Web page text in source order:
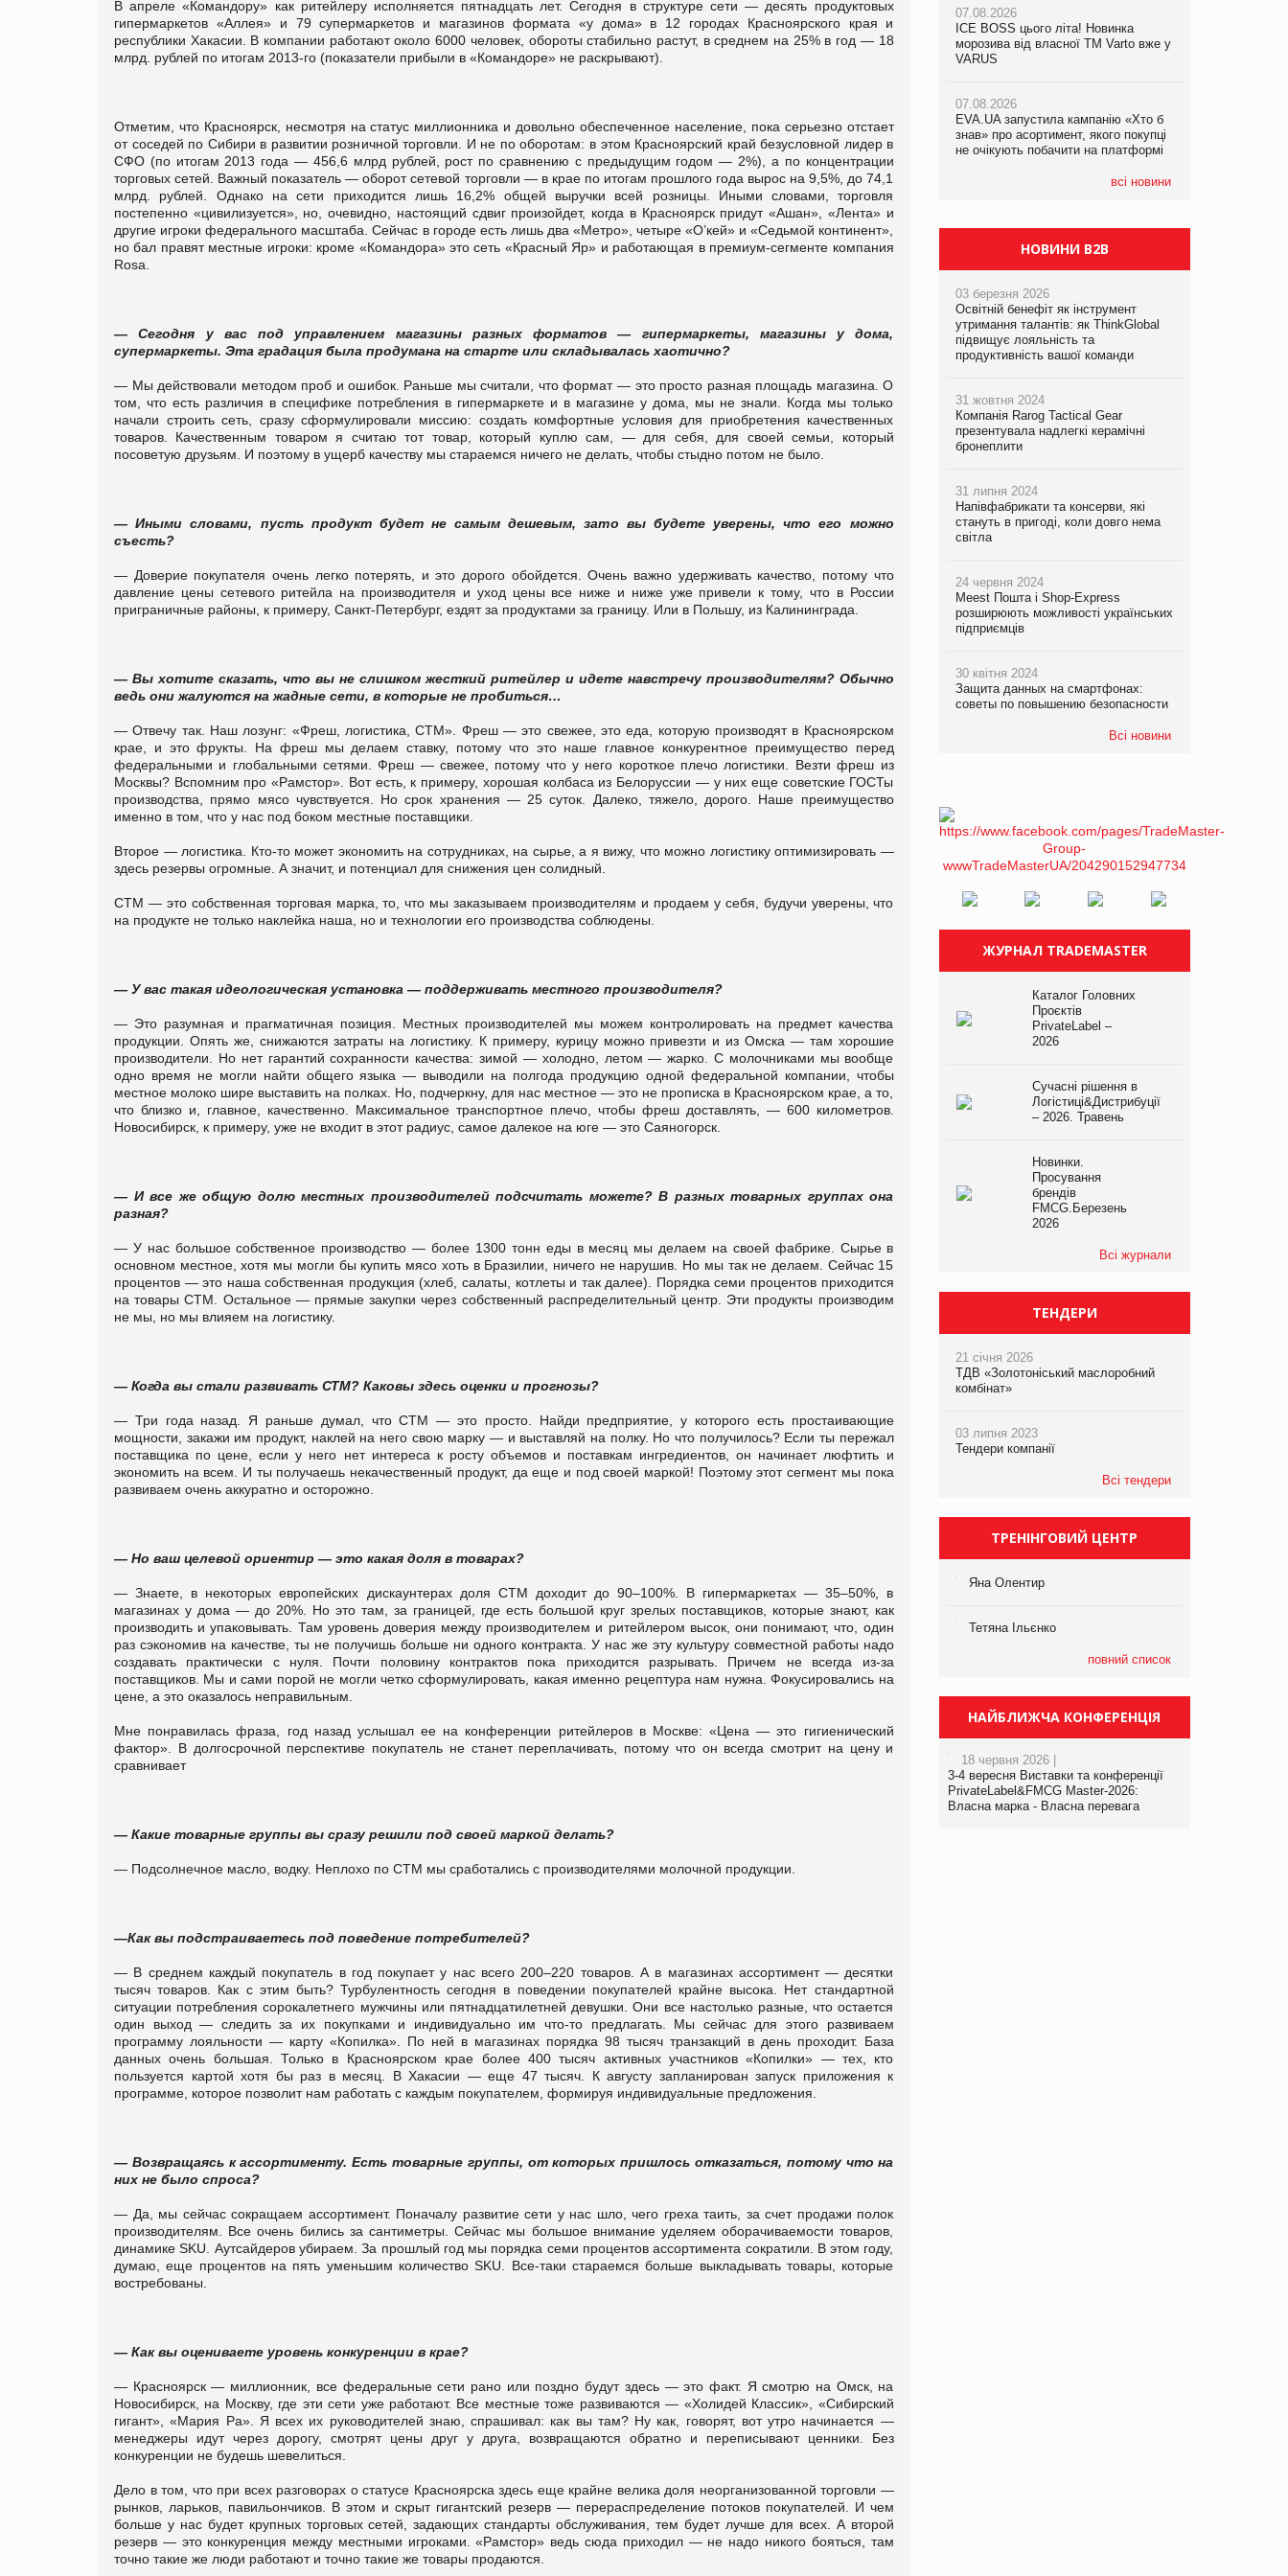
В апреле «Командору» как ритейлеру исполняется пятнадцать лет. Сегодня в структуре сети — десять продуктовых
гипермаркетов «Аллея» и 79 супермаркетов и магазинов формата «у дома» в 12 городах Красноярского края и
республики Хакасии. В компании работают около 6000 человек, обороты стабильно растут, в среднем на 25% в год — 18
млрд. рублей по итогам 2013-го (показатели прибыли в «Командоре» не раскрывают).
Отметим, что Красноярск, несмотря на статус миллионника и довольно обеспеченное население, пока серьезно отстает
от соседей по Сибири в развитии розничной торговли. И не по оборотам: в этом Красноярский край безусловной лидер в
СФО (по итогам 2013 года — 456,6 млрд рублей, рост по сравнению с предыдущим годом — 2%), а по концентрации
торговых сетей. Важный показатель — оборот сетевой торговли — в крае по итогам прошлого года вырос на 9,5%, до 74,1
млрд. рублей. Однако на сети приходится лишь 16,2% общей выручки всей розницы. Иными словами, торговля
постепенно «цивилизуется», но, очевидно, настоящий сдвиг произойдет, когда в Красноярск придут «Ашан», «Лента» и
другие игроки федерального масштаба. Сейчас в городе есть лишь два «Метро», четыре «О’кей» и «Седьмой континент»,
но бал правят местные игроки: кроме «Командора» это сеть «Красный Яр» и работающая в премиум-сегменте компания
Rosa.
— Сегодня у вас под управлением магазины разных форматов — гипермаркеты, магазины у дома,
супермаркеты. Эта градация была продумана на старте или складывалась хаотично?
— Мы действовали методом проб и ошибок. Раньше мы считали, что формат — это просто разная площадь магазина. О
том, что есть различия в специфике потребления в гипермаркете и в магазине у дома, мы не знали. Когда мы только
начали строить сеть, сразу сформулировали миссию: создать комфортные условия для приобретения качественных
товаров. Качественным товаром я считаю тот товар, который куплю сам, — для себя, для своей семьи, который
посоветую друзьям. И поэтому в ущерб качеству мы стараемся ничего не делать, чтобы стыдно потом не было.
— Иными словами, пусть продукт будет не самым дешевым, зато вы будете уверены, что его можно
съесть?
— Доверие покупателя очень легко потерять, и это дорого обойдется. Очень важно удерживать качество, потому что
давление цены сетевого ритейла на производителя и уход цены все ниже и ниже уже привели к тому, что в России
приграничные районы, к примеру, Санкт-Петербург, ездят за продуктами за границу. Или в Польшу, из Калининграда.
— Вы хотите сказать, что вы не слишком жесткий ритейлер и идете навстречу производителям? Обычно
ведь они жалуются на жадные сети, в которые не пробиться…
— Отвечу так. Наш лозунг: «Фреш, логистика, СТМ». Фреш — это свежее, это еда, которую производят в Красноярском
крае, и это фрукты. На фреш мы делаем ставку, потому что это наше главное конкурентное преимущество перед
федеральными и глобальными сетями. Фреш — свежее, потому что у него короткое плечо логистики. Везти фреш из
Москвы? Вспомним про «Рамстор». Вот есть, к примеру, хорошая колбаса из Белоруссии — у них еще советские ГОСТы
производства, прямо мясо чувствуется. Но срок хранения — 25 суток. Далеко, тяжело, дорого. Наше преимущество
именно в том, что у нас под боком местные поставщики.
Второе — логистика. Кто-то может экономить на сотрудниках, на сырье, а я вижу, что можно логистику оптимизировать —
здесь резервы огромные. А значит, и потенциал для снижения цен солидный.
СТМ — это собственная торговая марка, то, что мы заказываем производителям и продаем у себя, будучи уверены, что
на продукте не только наклейка наша, но и технологии его производства соблюдены.
— У вас такая идеологическая установка — поддерживать местного производителя?
— Это разумная и прагматичная позиция. Местных производителей мы можем контролировать на предмет качества
продукции. Опять же, снижаются затраты на логистику. К примеру, курицу можно привезти и из Омска — там хорошие
производители. Но нет гарантий сохранности качества: зимой — холодно, летом — жарко. С молочниками мы вообще
одно время не могли найти общего языка — выводили на полгода продукцию одной федеральной компании, чтобы
местное молоко шире выставить на полках. Но, подчеркну, для нас местное — это не прописка в Красноярском крае, а то,
что близко и, главное, качественно. Максимальное транспортное плечо, чтобы фреш доставлять, — 600 километров.
Новосибирск, к примеру, уже не входит в этот радиус, самое далекое на юге — это Саяногорск.
— И все же общую долю местных производителей подсчитать можете? В разных товарных группах она
разная?
— У нас большое собственное производство — более 1300 тонн еды в месяц мы делаем на своей фабрике. Сырье в
основном местное, хотя мы могли бы купить мясо хоть в Бразилии, ничего не нарушив. Но мы так не делаем. Сейчас 15
процентов — это наша собственная продукция (хлеб, салаты, котлеты и так далее). Порядка семи процентов приходится
на товары СТМ. Остальное — прямые закупки через собственный распределительный центр. Эти продукты производим
не мы, но мы влияем на логистику.
— Когда вы стали развивать СТМ? Каковы здесь оценки и прогнозы?
— Три года назад. Я раньше думал, что СТМ — это просто. Найди предприятие, у которого есть простаивающие
мощности, закажи им продукт, наклей на него свою марку — и выставляй на полку. Но что получилось? Если ты пережал
поставщика по цене, если у него нет интереса к росту объемов и поставкам ингредиентов, он начинает люфтить и
экономить на всем. И ты получаешь некачественный продукт, да еще и под своей маркой! Поэтому этот сегмент мы пока
развиваем очень аккуратно и осторожно.
— Но ваш целевой ориентир — это какая доля в товарах?
— Знаете, в некоторых европейских дискаунтерах доля СТМ доходит до 90–100%. В гипермаркетах — 35–50%, в
магазинах у дома — до 20%. Но это там, за границей, где есть большой круг зрелых поставщиков, которые знают, как
производить и упаковывать. Там уровень доверия между производителем и ритейлером высок, они понимают, что, один
раз сэкономив на качестве, ты не получишь больше ни одного контракта. У нас же эту культуру совместной работы надо
создавать практически с нуля. Почти половину контрактов пока приходится разрывать. Причем не всегда из-за
поставщиков. Мы и сами порой не могли четко сформулировать, какая именно рецептура нам нужна. Фокусировались на
цене, а это оказалось неправильным.
Мне понравилась фраза, год назад услышал ее на конференции ритейлеров в Москве: «Цена — это гигиенический
фактор». В долгосрочной перспективе покупатель не станет переплачивать, потому что он всегда смотрит на цену и
сравнивает
— Какие товарные группы вы сразу решили под своей маркой делать?
— Подсолнечное масло, водку. Неплохо по СТМ мы сработались с производителями молочной продукции.
—Как вы подстраиваетесь под поведение потребителей?
— В среднем каждый покупатель в год покупает у нас всего 200–220 товаров. А в магазинах ассортимент — десятки
тысяч товаров. Как с этим быть? Турбулентность сегодня в поведении покупателей крайне высока. Нет стандартной
ситуации потребления сорокалетнего мужчины или пятнадцатилетней девушки. Они все настолько разные, что остается
один выход — следить за их покупками и индивидуально им что-то предлагать. Мы сейчас для этого развиваем
программу лояльности — карту «Копилка». По ней в магазинах порядка 98 тысяч транзакций в день проходит. База
данных очень большая. Только в Красноярском крае более 400 тысяч активных участников «Копилки» — тех, кто
пользуется картой хотя бы раз в месяц. В Хакасии — еще 47 тысяч. К августу запланирован запуск приложения к
программе, которое позволит нам работать с каждым покупателем, формируя индивидуальные предложения.
— Возвращаясь к ассортименту. Есть товарные группы, от которых пришлось отказаться, потому что на
них не было спроса?
— Да, мы сейчас сокращаем ассортимент. Поначалу развитие сети у нас шло, чего греха таить, за счет продажи полок
производителям. Все очень бились за сантиметры. Сейчас мы большое внимание уделяем оборачиваемости товаров,
динамике SKU. Аутсайдеров убираем. За прошлый год мы порядка семи процентов ассортимента сократили. В этом году,
думаю, еще процентов на пять уменьшим количество SKU. Все-таки стараемся больше выкладывать товары, которые
востребованы.
— Как вы оцениваете уровень конкуренции в крае?
— Красноярск — миллионник, все федеральные сети рано или поздно будут здесь — это факт. Я смотрю на Омск, на
Новосибирск, на Москву, где эти сети уже работают. Все местные тоже развиваются — «Холидей Классик», «Сибирский
гигант», «Мария Ра». Я всех их руководителей знаю, спрашивал: как вы там? Ну как, говорят, вот утро начинается —
менеджеры идут через дорогу, смотрят цены друг у друга, возвращаются обратно и переписывают ценники. Без
конкуренции не будешь шевелиться.
Дело в том, что при всех разговорах о статусе Красноярска здесь еще крайне велика доля неорганизованной торговли —
рынков, ларьков, павильончиков. В этом и скрыт гигантский резерв — перераспределение потоков покупателей. И чем
больше у нас будет крупных торговых сетей, задающих стандарты обслуживания, тем будет лучше для всех. А второй
резерв — это конкуренция между местными игроками. «Рамстор» ведь сюда приходил — не надо никого бояться, там
точно такие же люди работают и точно такие же товары продаются.
07.08.2026
ICE BOSS цього літа! Новинка
морозива від власної ТМ Varto вже у
VARUS
07.08.2026
EVA.UA запустила кампанію «Хто б
знав» про асортимент, якого покупці
не очікують побачити на платформі
всі новини
06.08.2026
Смачна новинка для хвостатих: у
VARUS з’явилися паучі Varto Paw
05.08.2026
Мережа супермаркетів VARUS купує
мережу магазинів формату
компанія налічуватиме 374 магазини
07.08.2026
Франція заборонила рекламні дзвінки
НОВИНИ B2B
03 березня 2026
Освітній бенефіт як інструмент
утримання талантів: як ThinkGlobal
підвищує лояльність та
продуктивність вашої команди
31 жовтня 2024
Компанія Rarog Tactical Gear
презентувала надлегкі керамічні
бронеплити
31 липня 2024
Напівфабрикати та консерви, які
стануть в пригоді, коли довго нема
світла
24 червня 2024
Meest Пошта і Shop-Express
розширюють можливості українських
підприємців
30 квітня 2024
Защита данных на смартфонах:
советы по повышению безопасности
Всі новини
ЖУРНАЛ TRADEMASTER
Каталог Головних
Проєктів
PrivateLabel –
2026
Сучасні рішення в
Логістиці&Дистрибуції
– 2026. Травень
Новинки.
Просування
брендів
FMCG.Березень
2026
Всі журнали
ТЕНДЕРИ
21 січня 2026
ТДВ «Золотоніський маслоробний
комбінат»
03 липня 2023
Тендери компанії
Всі тендери
ТРЕНІНГОВИЙ ЦЕНТР
Яна Олентир
Тетяна Ільєнко
повний список
НАЙБЛИЖЧА КОНФЕРЕНЦІЯ
18 червня 2026 |
3-4 вересня Виставки та конференції
PrivateLabel&FMCG Master-2026:
Власна марка - Власна перевага